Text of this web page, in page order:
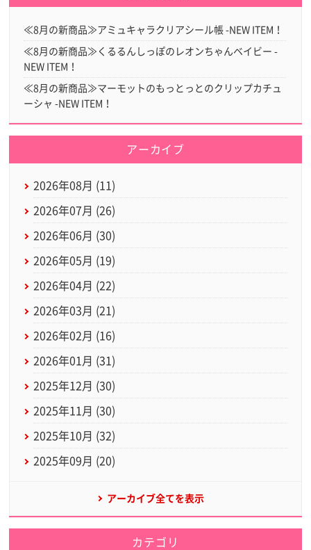
≪8月の新商品≫アミュキャラクリアシール帳 -NEW ITEM！
≪8月の新商品≫くるるんしっぽのレオンちゃんベイビー -
NEW ITEM！
≪8月の新商品≫マーモットのもっとっとのクリップカチュ
ーシャ -NEW ITEM！
アーカイブ
2026年08月 (11)
2026年07月 (26)
2026年06月 (30)
2026年05月 (19)
2026年04月 (22)
2026年03月 (21)
2026年02月 (16)
2026年01月 (31)
2025年12月 (30)
2025年11月 (30)
2025年10月 (32)
2025年09月 (20)
アーカイブ全てを表示
カテゴリ